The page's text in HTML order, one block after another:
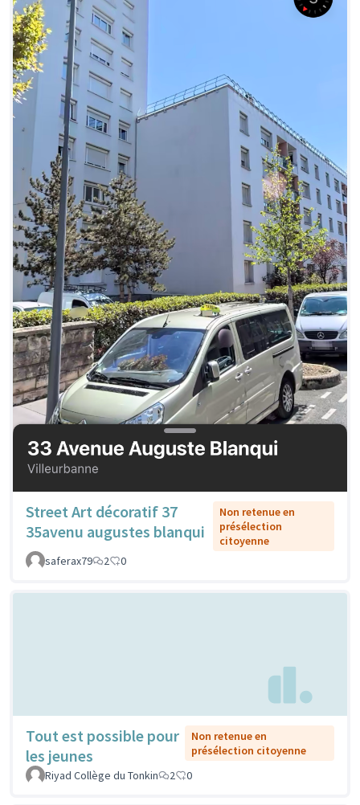
Street Art décoratif 37
35avenu augustes blanqui
Non retenue en
présélection
citoyenne
saferax79
2 0
Tout est possible pour
les jeunes
Non retenue en
présélection citoyenne
Riyad Collège du Tonkin
2 0